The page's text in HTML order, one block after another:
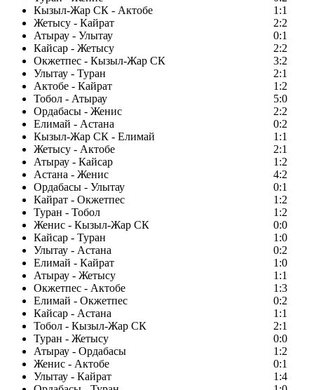
Кызыл-Жар СК - Актобе
1:1
Жетысу - Кайрат
2:2
Атырау - Улытау
0:1
Кайсар - Жетысу
2:2
Окжетпес - Кызыл-Жар СК
3:2
Улытау - Туран
2:1
Актобе - Кайрат
1:2
Тобол - Атырау
5:0
Ордабасы - Женис
2:2
Елимай - Астана
0:2
Кызыл-Жар СК - Елимай
1:1
Жетысу - Актобе
2:1
Атырау - Кайсар
1:2
Астана - Женис
4:2
Ордабасы - Улытау
0:1
Кайрат - Окжетпес
1:2
Туран - Тобол
1:2
Женис - Кызыл-Жар СК
0:0
Кайсар - Туран
1:0
Улытау - Астана
0:2
Елимай - Кайрат
1:0
Атырау - Жетысу
1:1
Окжетпес - Актобе
1:3
Елимай - Окжетпес
0:2
Кайсар - Астана
1:1
Тобол - Кызыл-Жар СК
2:1
Туран - Жетысу
0:0
Атырау - Ордабасы
1:2
Женис - Актобе
0:1
Улытау - Кайрат
1:4